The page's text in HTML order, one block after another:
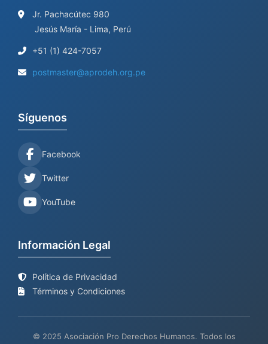
Jr. Pachacútec 980
Jesús María - Lima, Perú
+51 (1) 424-7057
postmaster@aprodeh.org.pe
Síguenos
Facebook
Twitter
YouTube
Información Legal
Política de Privacidad
Términos y Condiciones
© 2025 Asociación Pro Derechos Humanos. Todos los